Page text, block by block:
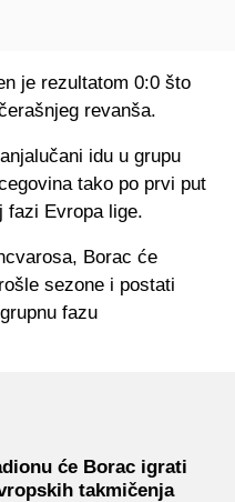
je rezultatom 0:0 što
revanša.
idu u grupu
tako po prvi put
fazi Evropa lige.
Borac će
sezone i postati
fazu
će Borac igrati
takmičenja